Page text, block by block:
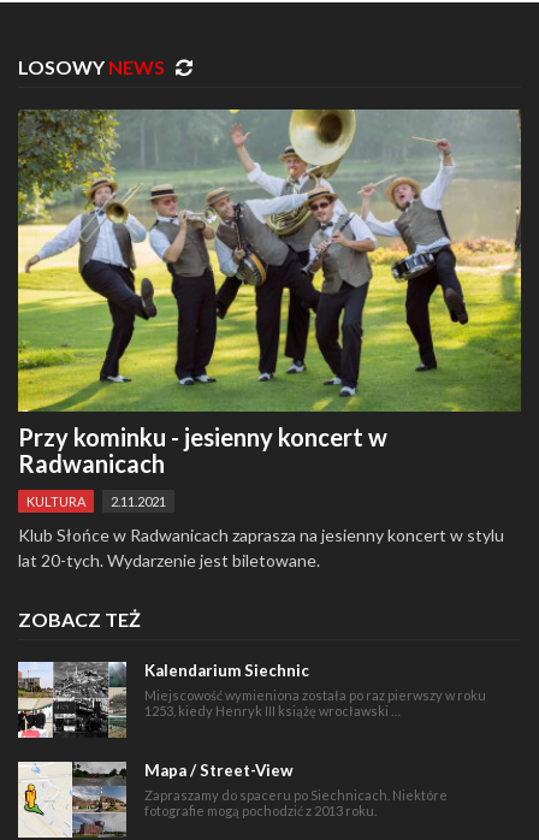
LOSOWY NEWS
Przy kominku - jesienny koncert w
Radwanicach
KULTURA 2.11.2021
Klub Słońce w Radwanicach zaprasza na jesienny koncert w stylu
lat 20-tych. Wydarzenie jest biletowane.
ZOBACZ TEŻ
Kalendarium Siechnic
Miejscowość wymieniona została po raz pierwszy w roku
1253, kiedy Henryk III książę wrocławski …
Mapa / Street-View
Zapraszamy do spaceru po Siechnicach. Niektóre
fotografie mogą pochodzić z 2013 roku.